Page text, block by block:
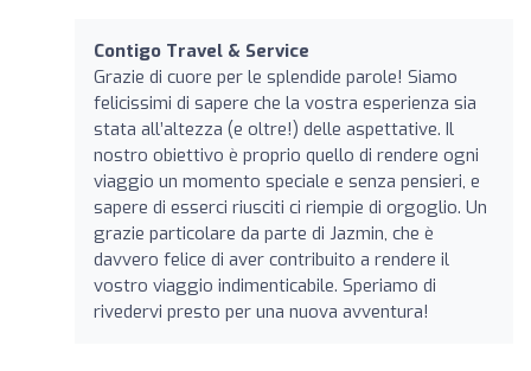
Contigo Travel & Service
Grazie di cuore per le splendide parole! Siamo
felicissimi di sapere che la vostra esperienza sia
stata all’altezza (e oltre!) delle aspettative. Il
nostro obiettivo è proprio quello di rendere ogni
viaggio un momento speciale e senza pensieri, e
sapere di esserci riusciti ci riempie di orgoglio. Un
grazie particolare da parte di Jazmin, che è
davvero felice di aver contribuito a rendere il
vostro viaggio indimenticabile. Speriamo di
rivedervi presto per una nuova avventura!